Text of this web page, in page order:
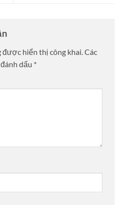
được hiển thị công khai. Các
dấu *